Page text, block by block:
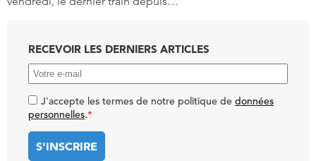
RECEVOIR LES DERNIERS ARTICLES
J'accepte les termes de notre politique de données
personnelles.*